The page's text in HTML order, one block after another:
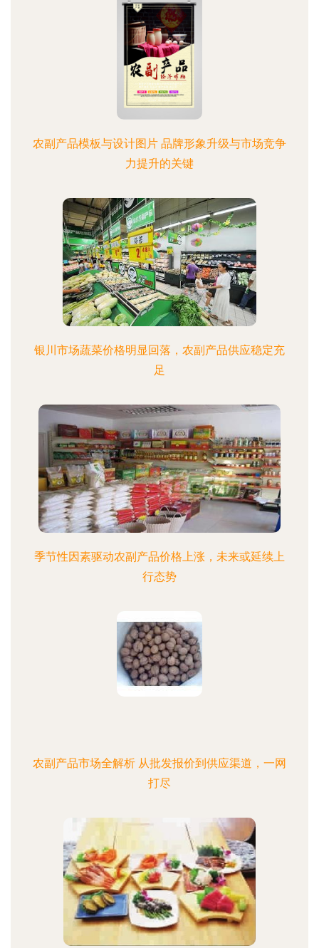
农副产品模板与设计图片 品牌形象升级与市场竞争
力提升的关键
银川市场蔬菜价格明显回落，农副产品供应稳定充
足
季节性因素驱动农副产品价格上涨，未来或延续上
行态势
农副产品市场全解析 从批发报价到供应渠道，一网
打尽